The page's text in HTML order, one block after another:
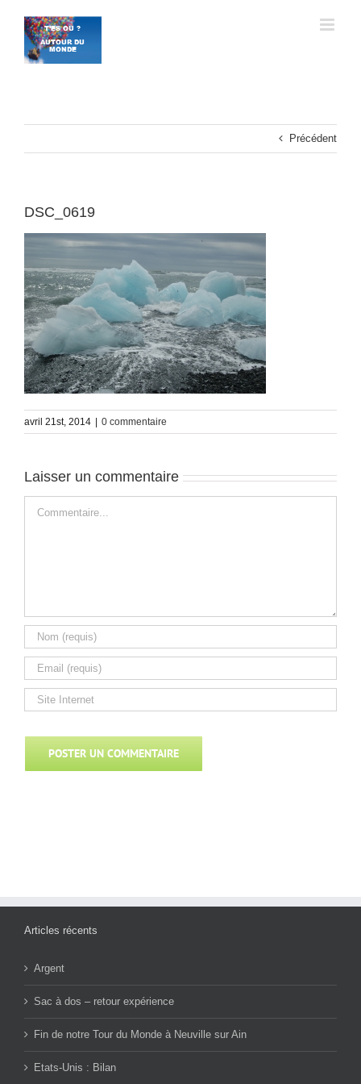
contenu
Précédent
DSC_0619
avril 21st, 2014 0 commentaire
Laisser un commentaire
Articles récents
Argent
Sac à dos – retour expérience
Fin de notre Tour du Monde à Neuville sur Ain
Etats-Unis : Bilan